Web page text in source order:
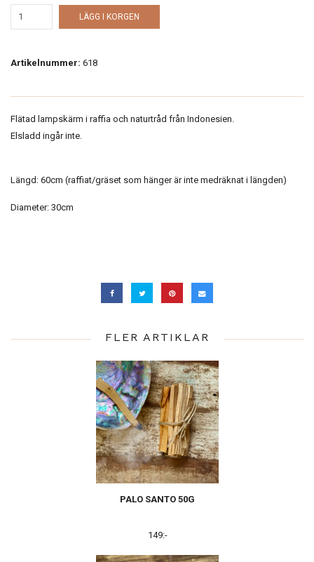
LÄGG I KORGEN
Artikelnummer: 618
Flätad lampskärm i raffia och naturtråd från Indonesien.
Elsladd ingår inte.
Längd: 60cm (raffiat/gräset som hänger är inte medräknat i längden)
Diameter: 30cm
FLER ARTIKLAR
PALO SANTO 50G
149:-